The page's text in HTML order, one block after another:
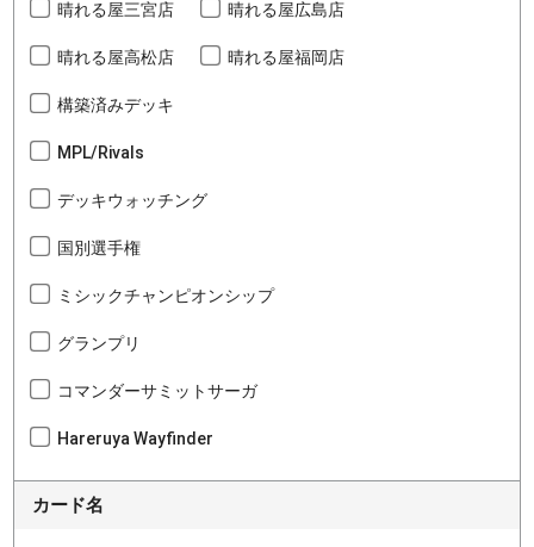
晴れる屋三宮店 晴れる屋広島店
晴れる屋高松店 晴れる屋福岡店
構築済みデッキ
MPL/Rivals
デッキウォッチング
国別選手権
ミシックチャンピオンシップ
グランプリ
コマンダーサミットサーガ
Hareruya Wayfinder
カード名